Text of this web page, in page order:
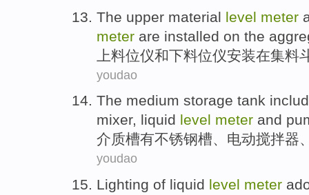
The upper material level meter
meter are installed on the
上料位仪和下料位仪安装在集料
youdao
The medium storage tank
mixer, liquid level meter and
介质槽有不锈钢槽、 电动搅拌器
youdao
Lighting of liquid level meter